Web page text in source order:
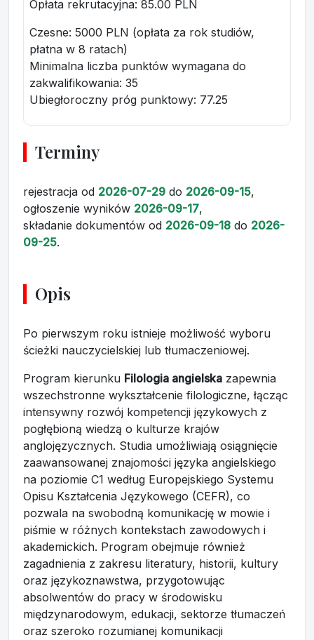
Opłata rekrutacyjna: 85.00 PLN
Czesne: 5000 PLN (opłata za rok studiów,
płatna w 8 ratach)
Minimalna liczba punktów wymagana do
zakwalifikowania: 35
Ubiegłoroczny próg punktowy: 77.25
Terminy
rejestracja od 2026-07-29 do 2026-09-15,
ogłoszenie wyników 2026-09-17,
składanie dokumentów od 2026-09-18 do 2026-
09-25.
Opis
Po pierwszym roku istnieje możliwość wyboru
ścieżki nauczycielskiej lub tłumaczeniowej.
Program kierunku Filologia angielska zapewnia
wszechstronne wykształcenie filologiczne, łącząc
intensywny rozwój kompetencji językowych z
pogłębioną wiedzą o kulturze krajów
anglojęzycznych. Studia umożliwiają osiągnięcie
zaawansowanej znajomości języka angielskiego
na poziomie C1 według Europejskiego Systemu
Opisu Kształcenia Językowego (CEFR), co
pozwala na swobodną komunikację w mowie i
piśmie w różnych kontekstach zawodowych i
akademickich. Program obejmuje również
zagadnienia z zakresu literatury, historii, kultury
oraz językoznawstwa, przygotowując
absolwentów do pracy w środowisku
międzynarodowym, edukacji, sektorze tłumaczeń
oraz szeroko rozumianej komunikacji